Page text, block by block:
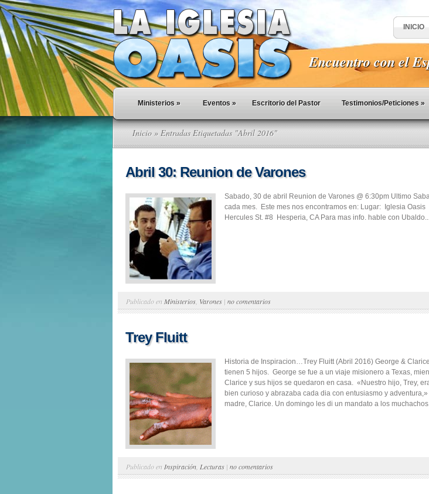
INICIO
Encuentro con el
Ministerios » Eventos » Escritorio del Pastor Testimonios/Peticiones »
Inicio » Entradas Etiquetadas "Abril 2016"
Abril 30: Reunion de Varones
Sabado, 30 de abril Reunion de Varones @ 6:30pm Ultimo
cada mes. Este mes nos encontramos en: Lugar: Iglesia Oasis
Hercules St. #8 Hesperia, CA Para mas info. hable con
Publicado en Ministerios Varones | no comentarios
Trey Fluitt
Historia de Inspiracion…Trey Fluitt (Abril 2016) George &
tienen 5 hijos. George se fue a un viaje misionero a Texas,
Clarice y sus hijos se quedaron en casa. «Nuestro hijo, Trey,
bien curioso y abrazaba cada dia con entusiasmo y
madre, Clarice. Un domingo les di un mandato a los
Publicado en Inspiración Lecturas | no comentarios